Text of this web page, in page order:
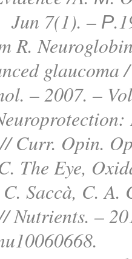
Jun 7(1). –
R.
glaucoma
– 2007. –
Curr. Opin.
The Eye,
Saccà, C.
Nutrients. –